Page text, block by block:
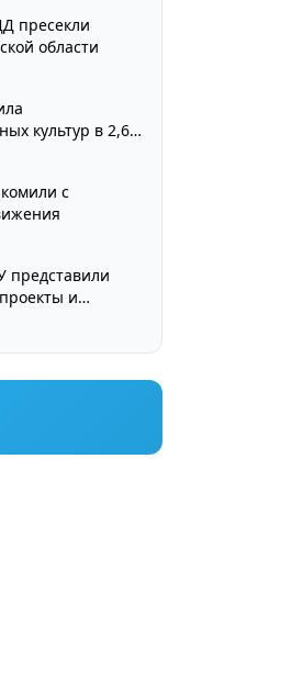
пресекли
области
культур в 2,6
с
представили
и